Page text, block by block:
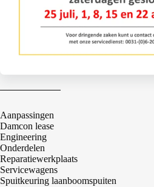
Services
Aanpassingen
Damcon lease
Engineering
Onderdelen
Reparatiewerkplaats
Servicewagens
Spuitkeuring laanboomspuiten